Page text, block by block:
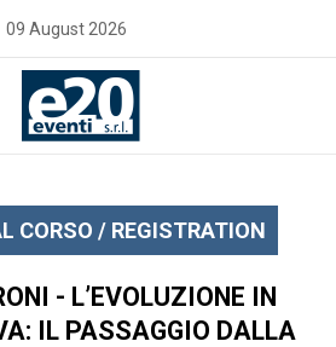
09 August 2026
CORSO / REGISTRATION
- L’EVOLUZIONE IN
IL PASSAGGIO DALLA